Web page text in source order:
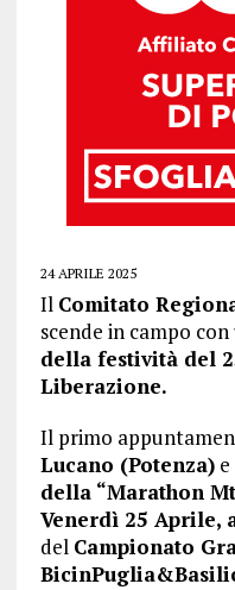
24 APRILE 2025
Il Comitato
scende in campo con
della festività del
Liberazione.
Il primo
Lucano (Potenza)e
della “Marathon
Venerdì 25 Aprile,
del Campionato